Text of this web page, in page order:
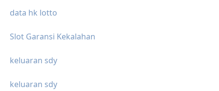
data hk lotto
Slot Garansi Kekalahan
keluaran sdy
keluaran sdy